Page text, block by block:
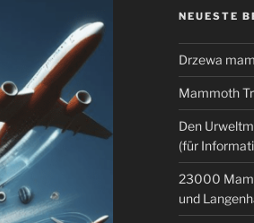
NEUESTE
Drzewa
Mammoth
Den
(für
23000
und